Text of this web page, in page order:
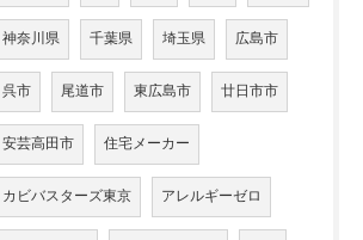
神奈川県 千葉県 埼玉県 広島市
呉市 尾道市 東広島市 廿日市市
安芸高田市 住宅メーカー
カビバスターズ東京 アレルギーゼロ